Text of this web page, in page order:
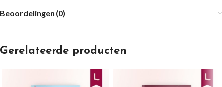
Beoordelingen (0)
Gerelateerde producten